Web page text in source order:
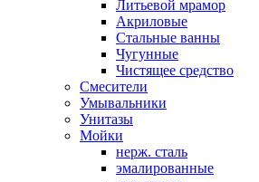
Литьевой мрамор
Акриловые
Стальные ванны
Чугунные
Чистящее средство
Смесители
Умывальники
Унитазы
Мойки
нерж. сталь
эмалированные